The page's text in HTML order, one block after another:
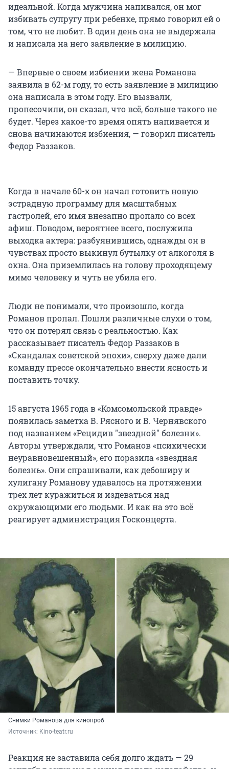
идеальной. Когда мужчина напивался, он мог
избивать супругу при ребенке, прямо говорил ей о
том, что не любит. В один день она не выдержала
и написала на него заявление в милицию.
— Впервые о своем избиении жена Романова
заявила в 62-м году, то есть заявление в милицию
она написала в этом году. Его вызвали,
пропесочили, он сказал, что всё, больше такого не
будет. Через какое-то время опять напивается и
снова начинаются избиения, — говорил писатель
Федор Раззаков.
Когда в начале 60-х он начал готовить новую
эстрадную программу для масштабных
гастролей, его имя внезапно пропало со всех
афиш. Поводом, вероятнее всего, послужила
выходка актера: разбуянившись, однажды он в
чувствах просто выкинул бутылку от алкоголя в
окна. Она приземлилась на голову проходящему
мимо человеку и чуть не убила его.
Люди не понимали, что произошло, когда
Романов пропал. Пошли различные слухи о том,
что он потерял связь с реальностью. Как
рассказывает писатель Федор Раззаков в
«Скандалах советской эпохи», сверху даже дали
команду прессе окончательно внести ясность и
поставить точку.
15 августа 1965 года в «Комсомольской правде»
появилась заметка В. Рясного и В. Чернявского
под названием «Рецидив "звездной" болезни».
Авторы утверждали, что Романов «психически
неуравновешенный», его поразила «звездная
болезнь». Они спрашивали, как дебоширу и
хулигану Романову удавалось на протяжении
трех лет куражиться и издеваться над
окружающими его людьми. И как на это всё
реагирует администрация Госконцерта.
Снимки Романова для кинопроб
Источник: Kino-teatr.ru
Реакция не заставила себя долго ждать — 29